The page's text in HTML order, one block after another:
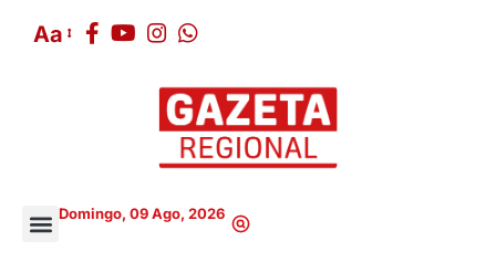
Aa
Domingo, 09 Ago, 2026